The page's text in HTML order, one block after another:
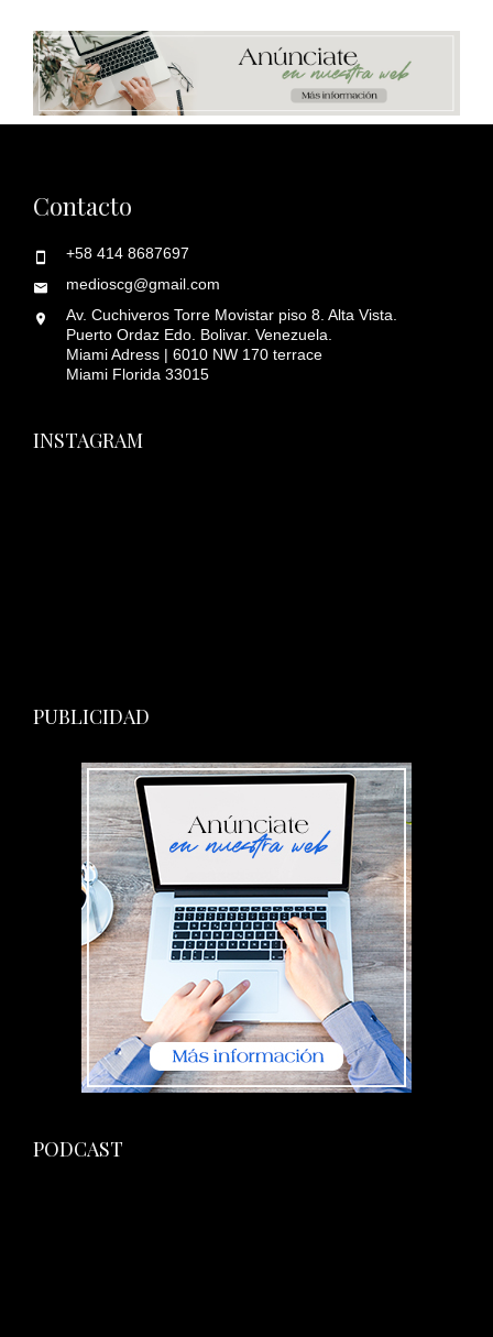
Contacto
+58 414 8687697
medioscg@gmail.com
Av. Cuchiveros Torre Movistar piso 8. Alta Vista.
Puerto Ordaz Edo. Bolivar. Venezuela.
Miami Adress | 6010 NW 170 terrace
Miami Florida 33015
INSTAGRAM
PUBLICIDAD
PODCAST